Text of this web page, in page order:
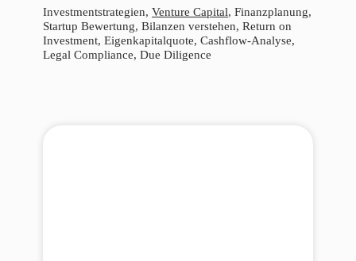
Investmentstrategien, Venture Capital, Finanzplanung,
Startup Bewertung, Bilanzen verstehen, Return on
Investment, Eigenkapitalquote, Cashflow-Analyse,
Legal Compliance, Due Diligence